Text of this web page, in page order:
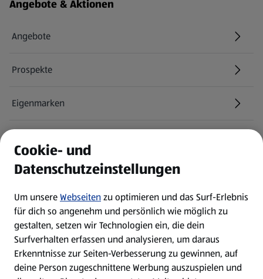
Angebote & Aktionen
Angebote
Prospekte
Eigenmarken
Newsletter
WhatsApp
Über ALDI SÜD
Filialen
Cookie- und
Datenschutzeinstellungen
Um unsereWebseitenzu optimieren und das Surf-Erlebnis
für dich so angenehm und persönlich wie möglich zu
gestalten, setzen wir Technologien ein, die dein
Surfverhalten erfassen und analysieren, um daraus
Erkenntnisse zur Seiten-Verbesserung zu gewinnen, auf
deine Person zugeschnittene Werbung auszuspielen und